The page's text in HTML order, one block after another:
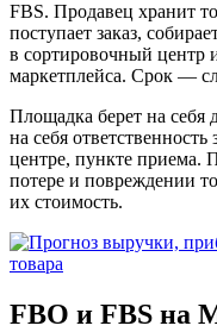
FBS. Продавец хранит
поступает заказ,
в сортировочный центр
маркетплейса. Срок —
Площадка берет на себя
на себя
центре, пункте приема.
потере и повреждении
их стоимость.
FBO и FBS на